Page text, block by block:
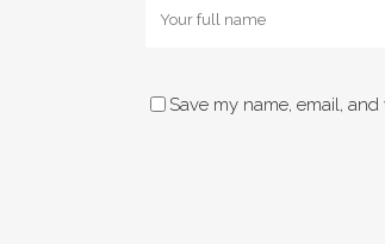
Save my name, email,